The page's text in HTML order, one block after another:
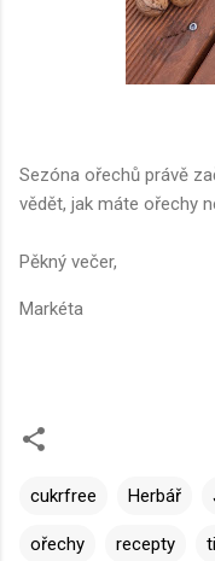
Sezóna ořechů právě
vědět, jak máte ořechy
Pěkný večer,
Markéta
cukrfree Herbář
ořechy recepty